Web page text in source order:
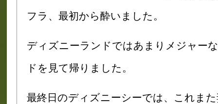
フラ、最初から酔いました。
ディズニーランドではあまりメジャー
ドを見て帰りました。
最終日のディズニーシーでは、これま